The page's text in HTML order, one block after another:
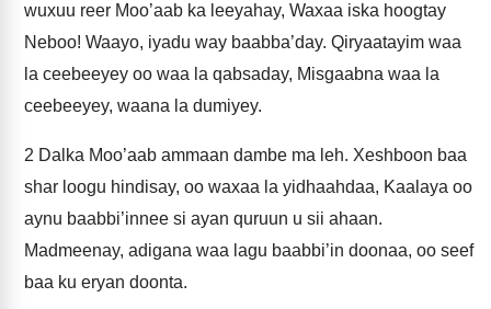
wuxuu reer Moo’aab ka leeyahay, Waxaa iska hoogtay
Neboo! Waayo, iyadu way baabba’day. Qiryaatayim waa
la ceebeeyey oo waa la qabsaday, Misgaabna waa la
ceebeeyey, waana la dumiyey.
2 Dalka Moo’aab ammaan dambe ma leh. Xeshboon baa
shar loogu hindisay, oo waxaa la yidhaahdaa, Kaalaya oo
aynu baabbi’innee si ayan quruun u sii ahaan.
Madmeenay, adigana waa lagu baabbi’in doonaa, oo seef
baa ku eryan doonta.